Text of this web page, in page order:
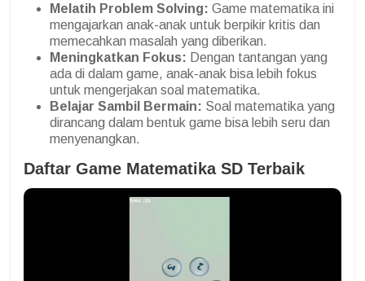
Melatih Problem Solving: Game matematika ini
mengajarkan anak-anak untuk berpikir kritis dan
memecahkan masalah yang diberikan.
Meningkatkan Fokus: Dengan tantangan yang
ada di dalam game, anak-anak bisa lebih fokus
untuk mengerjakan soal matematika.
Belajar Sambil Bermain: Soal matematika yang
dirancang dalam bentuk game bisa lebih seru dan
menyenangkan.
Daftar Game Matematika SD Terbaik